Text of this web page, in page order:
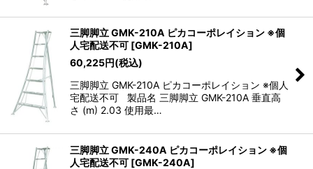
三脚脚立 GMK-210A ピカコーポレイション ※個
人宅配送不可 [GMK-210A]
60,225円(税込)
三脚脚立 GMK-210A ピカコーポレイション ※個人
宅配送不可 製品名 三脚脚立 GMK-210A 垂直高
さ (m) 2.03 使用最…
三脚脚立 GMK-240A ピカコーポレイション ※個
人宅配送不可 [GMK-240A]